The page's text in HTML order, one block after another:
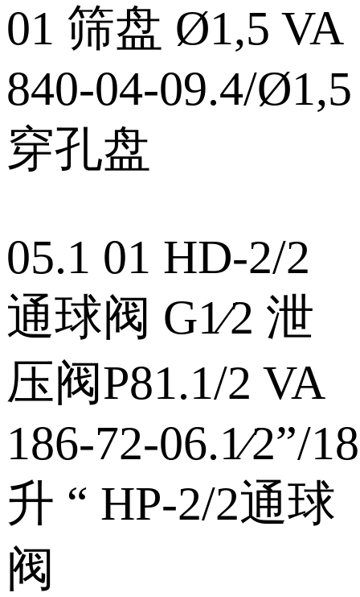
01 筛盘 Ø1,5 VA
840‑04‑09.4/Ø1,5
穿孔盘
05.1 01 HD‑2/2
通球阀 G1⁄2 泄
压阀P81.1/2 VA
186‑72‑06.1⁄2”/18
升 “ HP‑2/2通球
阀